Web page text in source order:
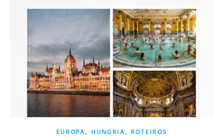
EUROPA, HUNGRIA, ROTEIROS